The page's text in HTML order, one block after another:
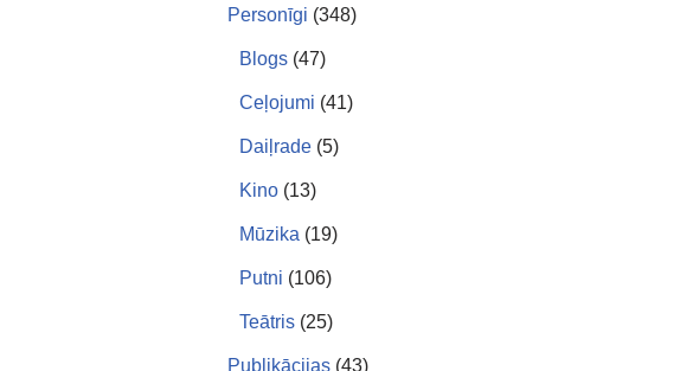
Personīgi (348)
Blogs (47)
Ceļojumi (41)
Daiļrade (5)
Kino (13)
Mūzika (19)
Putni (106)
Teātris (25)
Publikācijas (43)